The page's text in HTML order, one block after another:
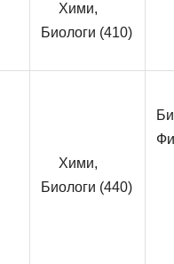
Хими,
Биологи (410)
Хими,
Биологи (440)